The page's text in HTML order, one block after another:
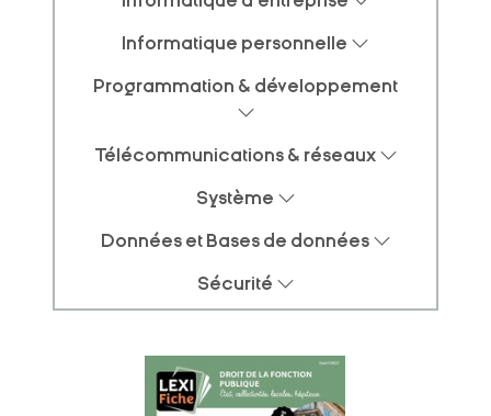
Informatique personnelle
Programmation & développement
Télécommunications & réseaux
Système
Données et Bases de données
Sécurité